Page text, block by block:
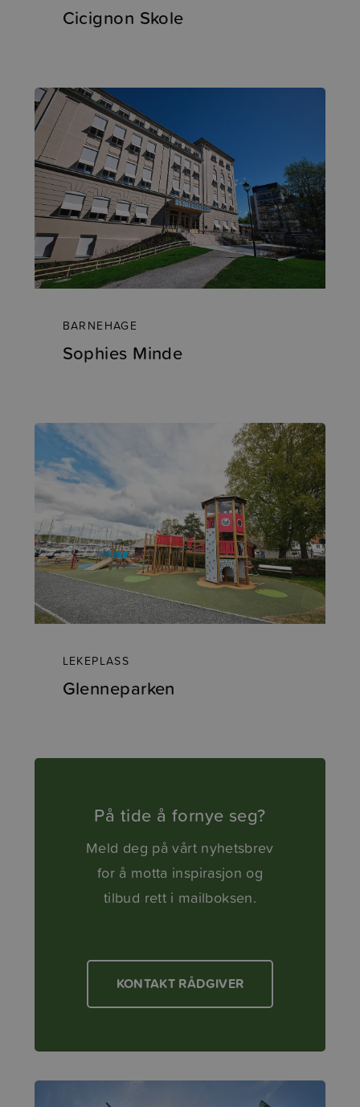
Cicignon Skole
BARNEHAGE
Sophies Minde
LEKEPLASS
Glenneparken
På tide å fornye seg?
Meld deg på vårt nyhetsbrev
for å motta inspirasjon og
tilbud rett i mailboksen.
KONTAKT RÅDGIVER